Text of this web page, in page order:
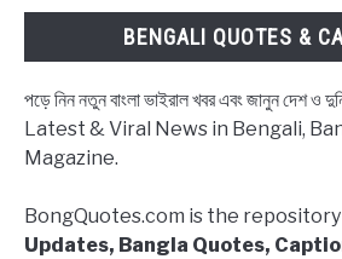
Bangla,
Block
list
Quotes
BENGALI QUOTES &
পড়ে নিন নতুন বাংলা ভাইরাল খবর এবং জানুন দেশ ও
Latest & Viral News in Bengali,
Magazine.
BongQuotes.com is the
Updates, Bangla Quotes,